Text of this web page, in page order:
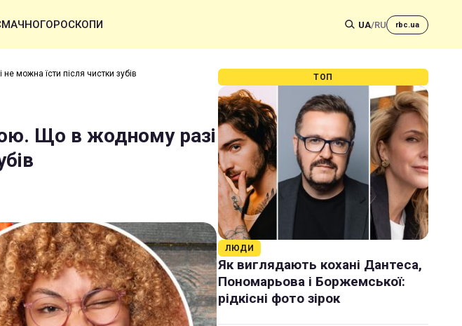
ГОРОСКОПИ UA/RU rbc.ua
можна їсти після чистки зубів
Що в жодному разі
ТОП
ЛЮДИ
Як виглядають кохані Дантеса,
Пономарьова і Боржемської:
рідкісні фото зірок